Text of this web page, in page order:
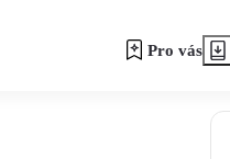
Pro vás